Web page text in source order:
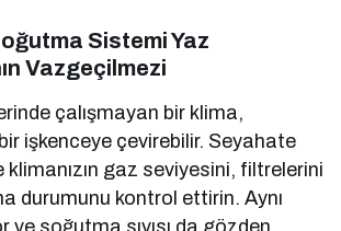
Sistemi Yaz
Vazgeçilmezi
çalışmayan bir klima,
işkenceye çevirebilir. Seyahate
klimanızın gaz seviyesini, filtrelerini
durumunu kontrol ettirin. Aynı